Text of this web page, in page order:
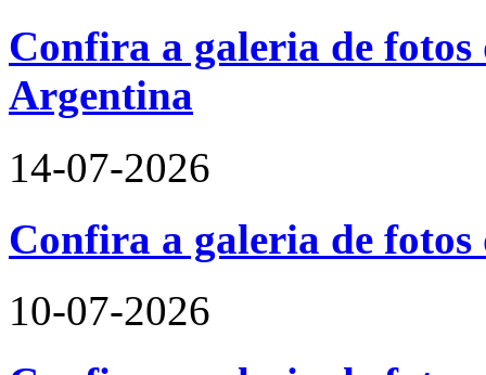
Confira a galeria de
Argentina
14-07-2026
Confira a galeria de
10-07-2026